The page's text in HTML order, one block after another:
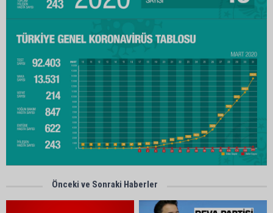
Önceki ve Sonraki Haberler